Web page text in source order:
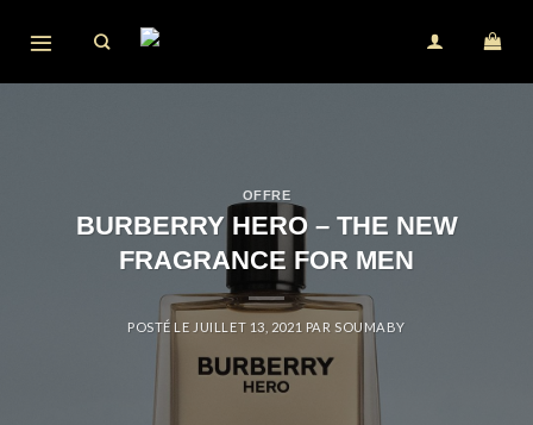
OFFRE
BURBERRY HERO – THE NEW
FRAGRANCE FOR MEN
POSTÉ LE JUILLET 13, 2021 PAR SOUMABY